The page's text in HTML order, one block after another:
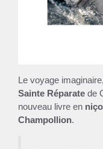
Le voyage
Sainte Réparate de
nouveau livre en
Champollion.